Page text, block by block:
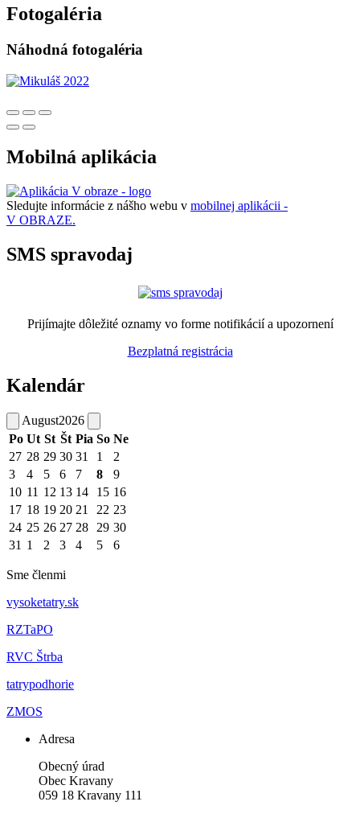
Fotogaléria
Náhodná fotogaléria
Mobilná aplikácia
Sledujte informácie z nášho webu v mobilnej aplikácii -
V OBRAZE.
SMS spravodaj
Prijímajte dôležité oznamy vo forme notifikácií a upozornení
Bezplatná registrácia
Kalendár
August2026
Po Ut St Št Pia So Ne
27 28 29 30 31 1
2
3
4 5 6 7 8
9
10 11 12 13 14 15 16
17 18 19 20 21 22 23
24 25 26 27 28 29 30
31 1 2 3 4 5 6
Sme členmi
vysoketatry.sk
RZTaPO
RVC Štrba
tatrypodhorie
ZMOS
Adresa
Obecný úrad
Obec Kravany
059 18 Kravany 111